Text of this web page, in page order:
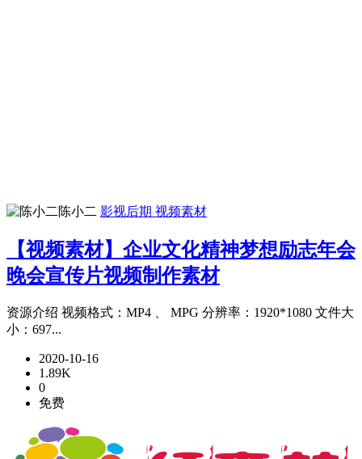
陈小二 影视后期 视频素材
【视频素材】企业文化精神梦想励志年会
晚会宣传片视频制作素材
资源介绍 视频格式：MP4 、 MPG 分辨率：1920*1080 文件大
小：697...
2020-10-16
1.89K
0
免费